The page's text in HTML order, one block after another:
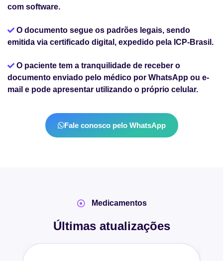
com software.
O documento segue os padrões legais, sendo
emitida via certificado digital, expedido pela ICP-Brasil.
O paciente tem a tranquilidade de receber o
documento enviado pelo médico por WhatsApp ou e-
mail e pode apresentar utilizando o próprio celular.
Fale conosco pelo WhatsApp
Medicamentos
Últimas atualizações